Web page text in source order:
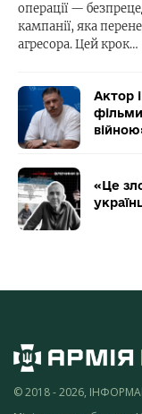
операції —
кампанії, яка
агресора. Цей крок…
Актор
фільми
«Це
© 2018 - 2026,